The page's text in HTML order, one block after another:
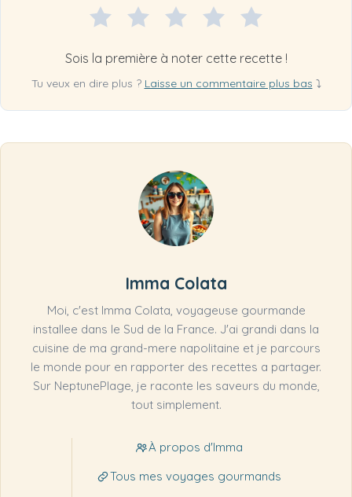
Sois la première à noter cette recette !
Tu veux en dire plus ? Laisse un commentaire plus bas ⤵
Imma Colata
Moi, c'est Imma Colata, voyageuse gourmande
installee dans le Sud de la France. J'ai grandi dans la
cuisine de ma grand-mere napolitaine et je parcours
le monde pour en rapporter des recettes a partager.
Sur NeptunePlage, je raconte les saveurs du monde,
tout simplement.
À propos d'Imma
Tous mes voyages gourmands